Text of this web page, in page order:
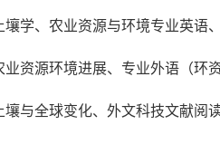
壤学、农业资源与环境专业英语
业资源环境进展、专业外语（环资
壤与全球变化、外文科技文献阅